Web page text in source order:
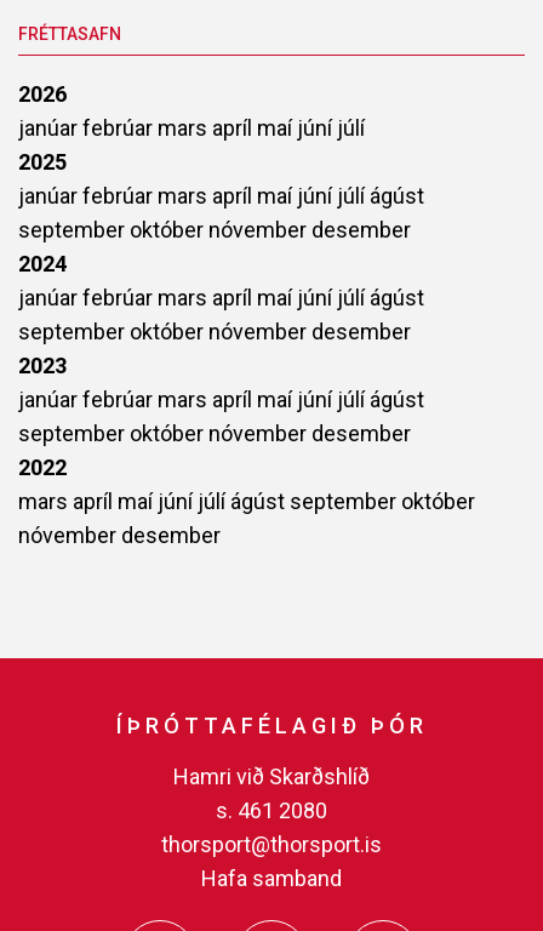
FRÉTTASAFN
2026
janúarfebrúar mars apríl maí júní júlí
2025
janúarfebrúar mars apríl maí júní júlíágúst
september október nóvember desember
2024
janúarfebrúar mars apríl maí júní júlíágúst
september október nóvember desember
2023
janúarfebrúar mars apríl maí júní júlíágúst
september október nóvember desember
2022
mars apríl maí júní júlíágúst september október
nóvember desember
ÍÞRÓTTAFÉLAGIÐ ÞÓR
Hamri við Skarðshlíð
s. 461 2080
thorsport@thorsport.is
Hafa samband